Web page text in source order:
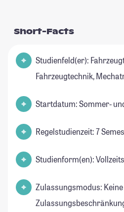
Short-Facts
Studienfeld(er):
Fahrzeugtechnik,
Startdatum: Sommer-
Regelstudienzeit: 7
Studienform(en):
Zulassungsmodus: Keine